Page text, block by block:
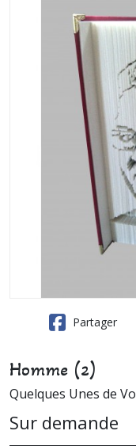
Partager
Homme (2)
Quelques Unes de
Sur demande